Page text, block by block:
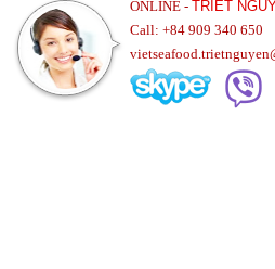
ONLINE -TRIET
Call: +84 909 340 650